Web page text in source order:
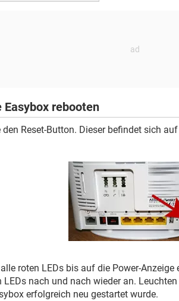
Easybox rebooten
den Reset-Button. Dieser befindet sich
roten LEDs bis auf die Power-
LEDs nach und nach wieder an.
erfolgreich neu gestartet wurde.